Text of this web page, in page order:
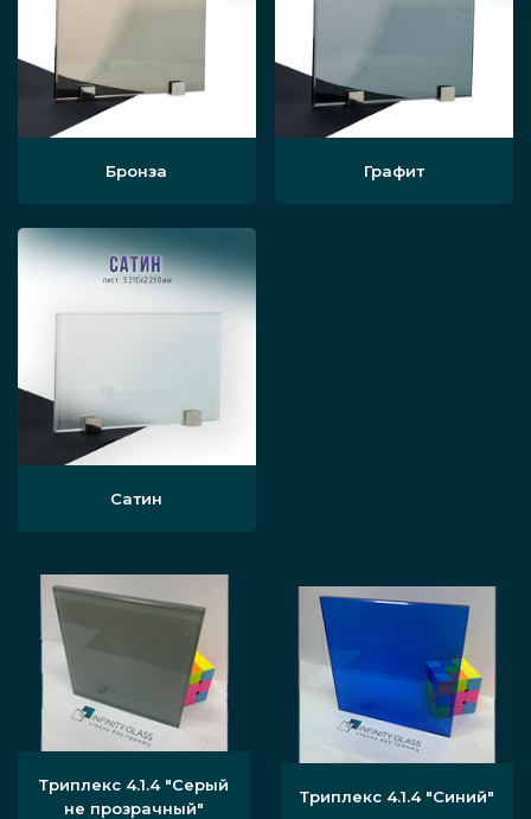
Бронза Графит
Сатин
Триплекс 4.1.4 "Серый
не прозрачный"
Триплекс 4.1.4 "Синий"